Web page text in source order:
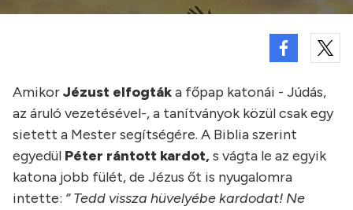
AmikorJézust elfogtáka főpap katonái - Júdás,
az áruló vezetésével-, a tanítványok közül csak egy
sietett a Mester segítségére. A Biblia szerint
egyedül Péter rántott kardot,s vágta le az egyik
katona jobb fülét, de Jézus őt is nyugalomra
intette: ” Tedd vissza hüvelyébe kardodat! Ne